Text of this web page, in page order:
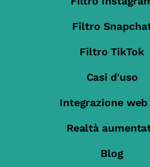
Filtro
Filtro TikTok
Casi d'uso
Integrazione web
Realtà
Blog